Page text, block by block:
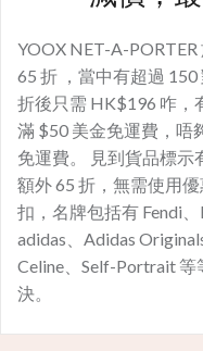
YOOX NET-A-
65 折 ，當中有超過
折後只需 HK$196 咋，
滿 $50 美金免運費，唔
免運費。 見到貨品標示
額外 65 折，無需使用
扣，名牌包括有 Fendi
adidas、Adidas
Celine、Self-Portrait
決。